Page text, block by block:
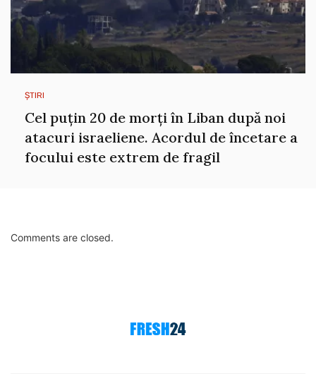
ȘTIRI
Cel puțin 20 de morți în Liban după noi
atacuri israeliene. Acordul de încetare a
focului este extrem de fragil
Comments are closed.